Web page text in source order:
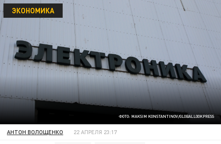
ФОТО: MAKSIM KONSTANTINOV/GLOBALLOOKPRESS
ЭКОНОМИКА
АНТОН ВОЛОЩЕНКО 22 АПРЕЛЯ 23:17